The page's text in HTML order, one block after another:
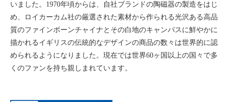
いました。1970年頃からは、自社ブランドの陶磁器の製造をはじ
め、ロイカーカム社の厳選された素材から作られる光沢ある高品
質のファインボーンチャイナとその白地のキャンバスに鮮やかに
描かれるイギリスの伝統的なデザインの商品の数々は世界的に認
められるようになりました。現在では世界60ヶ国以上の国々で多
くのファンを持ち親しまれています。